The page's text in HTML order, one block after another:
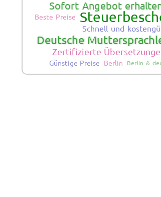
Sofort Angebot
Beste Preise
Schnell und
Deutsche
Zertifizierte
Günstige Preise Berlin Berlin &